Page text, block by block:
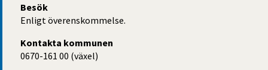
Besök
Enligt överenskommelse.
Kontakta kommunen
0670-161 00 (växel)